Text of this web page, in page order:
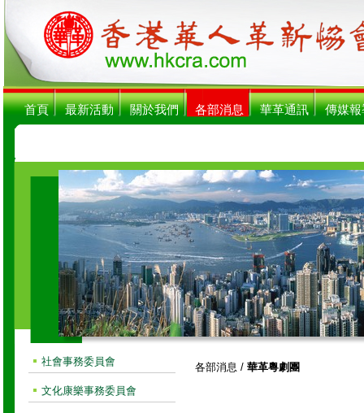
首頁 最新活動 關於我們 各部消息 華革通訊 傳媒報
社會事務委員會
文化康樂事務委員會
各部消息 / 華革粵劇團